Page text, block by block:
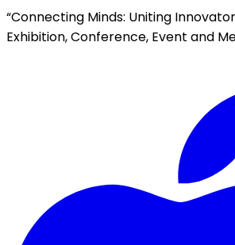
“Connecting Minds: Uniting
Exhibition, Conference, Event and